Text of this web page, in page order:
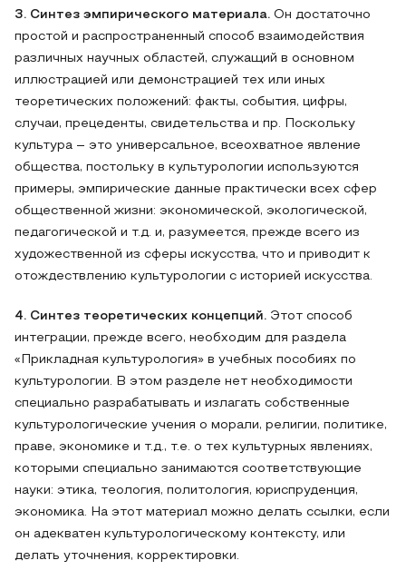
3. Синтез эмпирического материала. Он достаточно
простой и распространенный способ взаимодействия
различных научных областей, служащий в основном
иллюстрацией или демонстрацией тех или иных
теоретических положений: факты, события, цифры,
случаи, прецеденты, свидетельства и пр. Поскольку
культура – это универсальное, всеохватное явление
общества, постольку в культурологии используются
примеры, эмпирические данные практически всех сфер
общественной жизни: экономической, экологической,
педагогической и т.д. и, разумеется, прежде всего из
художественной из сферы искусства, что и приводит к
отождествлению культурологии с историей искусства.
4. Синтез теоретических концепций. Этот способ
интеграции, прежде всего, необходим для раздела
«Прикладная культурология» в учебных пособиях по
культурологии. В этом разделе нет необходимости
специально разрабатывать и излагать собственные
культурологические учения о морали, религии, политике,
праве, экономике и т.д., т.е. о тех культурных явлениях,
которыми специально занимаются соответствующие
науки: этика, теология, политология, юриспруденция,
экономика. На этот материал можно делать ссылки, если
он адекватен культурологическому контексту, или
делать уточнения, корректировки.